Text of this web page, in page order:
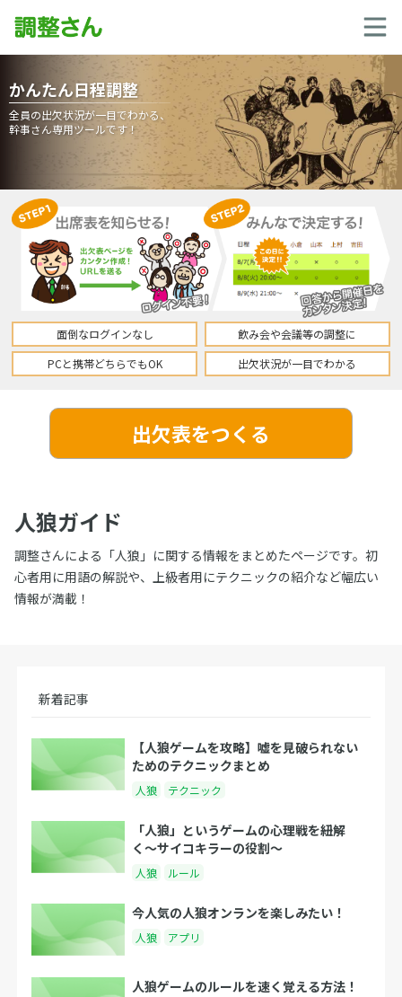
かんたん日程調整
全員の出欠状況が一目でわかる、
幹事さん専用ツールです！
面倒なログインなし
飲み会や会議等の調整に
PCと携帯どちらでもOK
出欠状況が一目でわかる
出欠表をつくる
人狼ガイド
調整さんによる「人狼」に関する情報をまとめたページです。初
心者用に用語の解説や、上級者用にテクニックの紹介など幅広い
情報が満載！
新着記事
【人狼ゲームを攻略】嘘を見破られない
ためのテクニックまとめ
人狼 テクニック
「人狼」というゲームの心理戦を紐解
く〜サイコキラーの役割〜
人狼 ルール
今人気の人狼オンランを楽しみたい！
人狼 アプリ
人狼ゲームのルールを速く覚える方法！